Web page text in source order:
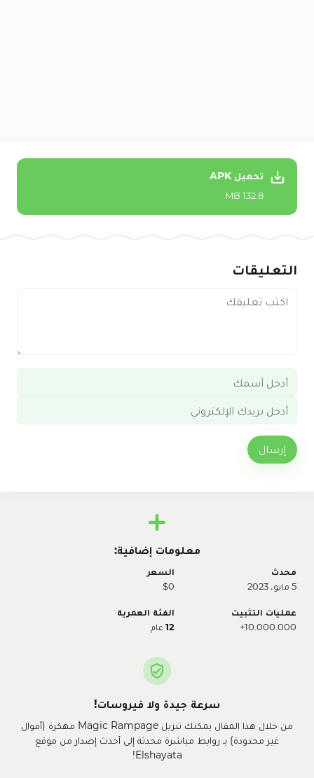
تحميل APK
132.8 MB
التعليقات
إرسال
معلومات إضافية:
محدث
5 مايو، 2023
السعر
$0
عمليات التثبيت
10.000.000+
الفئة العمرية
12عام
سرعة جيدة ولا فيروسات!
من خلال هذا المقال يمكنك تنزيل Magic Rampage مهكرة (أموال
غير محدودة) بـ روابط مباشرة محدثة إلى أحدث إصدار من موقع
Elshayata!